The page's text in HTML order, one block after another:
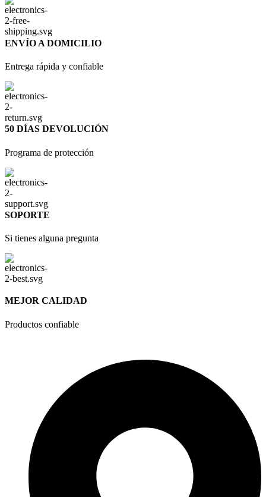
ENVÍO A DOMICILIO
Entrega rápida y confiable
50 DÍAS DEVOLUCIÓN
Programa de protección
SOPORTE
Si tienes alguna pregunta
MEJOR CALIDAD
Productos confiable